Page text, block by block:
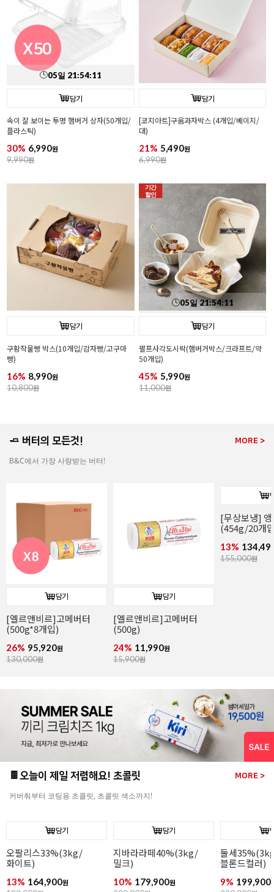
05일 21:54:10
담기
속이 잘 보이는 투명 햄버거 상자(50개입/
플라스틱)
30% 6,990원
9,990원
담기
[코지아트]구움과자박스 (4개입/베이지/
대)
21% 5,490원
6,990원
담기
구황작물빵 박스(10개입/감자빵/고구마
빵)
16% 8,990원
10,800원
기간
할인
05일21:54:10
담기
펄프사각도시락(햄버거박스/크라프트/약
50개입)
45% 5,990원
11,000원
🧈 버터의 모든것! MORE >
B&C에서 가장 사랑받는 버터!
담기
[엘르앤비르]고메버터
(500g*8개입)
26% 95,920원
130,000원
담기
[엘르앤비르]고메버터
(500g)
24% 11,990원
15,900원
[무상보냉]
(454g/20개
13%
155,000원
🍫오늘이 제일 저렴해요! 초콜릿 MORE >
커버춰부터 코팅용 초콜릿, 초콜릿 색소까지!
담기
오팔리스33%(3kg/
화이트)
13% 164,900원
담기
지바라라떼40%(3kg/
밀크)
10% 179,900원
둘세
블론드컬러)
9% 199,900